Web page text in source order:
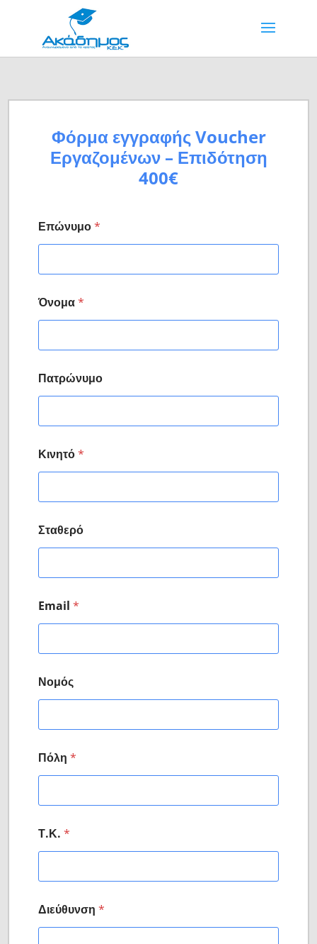
Φόρμα εγγραφής Voucher
Εργαζομένων – Επιδότηση
400€
ι
ν
τ
Ι
δ
ι
τ
τ
Επώνυμο*
Όνομα*
Πατρώνυμο
Κινητό*
Σταθερό
Email*
Νομός
Πόλη*
Τ.Κ.*
Διεύθυνση*